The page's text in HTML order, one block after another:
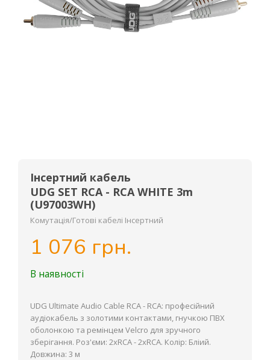
Інсертний кабель
UDG SET RCA - RCA WHITE 3m
(U97003WH)
Комутація/Готові кабелі Інсертний
1 076 грн.
В наявності
UDG Ultimate Audio Cable RCA - RCA: професійний
аудіокабель з золотими контактами, гнучкою ПВХ
оболонкою та ремінцем Velcro для зручного
зберігання. Роз'єми: 2хRCA - 2xRCA. Колір: Бліий.
Довжина: 3 м